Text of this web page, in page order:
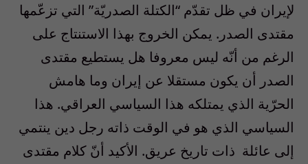
لإيران في ظل تقدّم “الكتلة الصدريّة” التي تزعّمها
مقتدى الصدر. يمكن الخروج بهذا الاستنتاج على
الرغم من أنّه ليس معروفا هل يستطيع مقتدى
الصدر أن يكون مستقلا عن إيران وما هامش
الحرّية الذي يمتلكه هذا السياسي العراقي. هذا
السياسي الذي هو في الوقت ذاته رجل دين ينتمي
إلى عائلة ذات تاريخ عريق. الأكيد أنّ كلام مقتدى